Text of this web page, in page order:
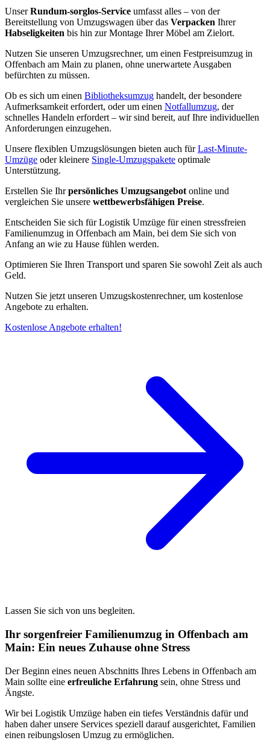
UnserRundum-sorglos-Service umfasst alles – von der
Bereitstellung von Umzugswagen über das Verpacken Ihrer
Habseligkeiten bis hin zur Montage Ihrer Möbel am Zielort.
Nutzen Sie unseren Umzugsrechner, um einen Festpreisumzug in
Offenbach am Main zu planen, ohne unerwartete Ausgaben
befürchten zu müssen.
Ob es sich um einen Bibliotheksumzug handelt, der besondere
Aufmerksamkeit erfordert, oder um einen Notfallumzug, der
schnelles Handeln erfordert – wir sind bereit, auf Ihre individuellen
Anforderungen einzugehen.
Unsere flexiblen Umzugslösungen bieten auch fürLast-Minute-
Umzüge oder kleinere Single-Umzugspakete optimale
Unterstützung.
Erstellen Sie Ihrpersönliches Umzugsangebot online und
vergleichen Sie unsere wettbewerbsfähigen Preise.
Entscheiden Sie sich für Logistik Umzüge für einen stressfreien
Familienumzug in Offenbach am Main, bei dem Sie sich von
Anfang an wie zu Hause fühlen werden.
Optimieren Sie Ihren Transport und sparen Sie sowohl Zeit als auch
Geld.
Nutzen Sie jetzt unseren Umzugskostenrechner, um kostenlose
Angebote zu erhalten.
Kostenlose Angebote erhalten!
Lassen Sie sich von uns begleiten.
Ihr sorgenfreier Familienumzug in Offenbach am
Main: Ein neues Zuhause ohne Stress
Der Beginn eines neuen Abschnitts Ihres Lebens in Offenbach am
Main sollte eine erfreuliche Erfahrung sein, ohne Stress und
Ängste.
Wir bei Logistik Umzüge haben ein tiefes Verständnis dafür und
haben daher unsere Services speziell darauf ausgerichtet, Familien
einen reibungslosen Umzug zu ermöglichen.